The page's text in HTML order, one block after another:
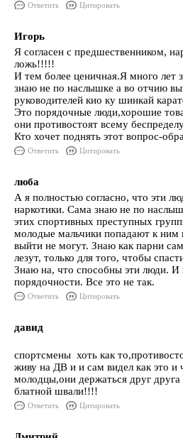
Ответить Цитировать
Игорь
Я согласен с предшественником,
ложь!!!!!
И тем более ценичная.Я много лет
знаю не по наслышке а во отчию
руководителей кио ку шинкай
Это порядочные люди,хорошие
они противостоят всему
Кто хочет поднять этот вопрос-
Ответить Цитировать
люба
А я полностью согласно, что эти
наркотики. Сама знаю не по
этих спортивных преступных
молодые мальчики попадают к ним
выйти не могут. Знаю как парни
лезут, только для того, чтобы
Знаю на, что способны эти люди. И
порядочности. Все это не так.
Ответить Цитировать
давид
спортсмены хоть как
живу на ДВ и и сам видел как это и
молодцы,они держаться друг
блатной швали!!!!
Ответить Цитировать